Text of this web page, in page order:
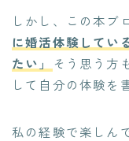
しかし、この本ブ
に婚活体験してい
たい」
そう思う方
して自分の体験を
私の経験で楽しん